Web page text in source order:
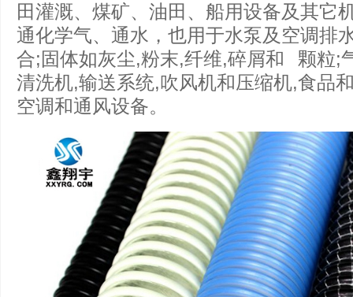
田灌溉、煤矿、油田、船用设备及其它
通化学气、通水，也用于水泵及空调排
合;固体如灰尘,粉末,纤维,碎屑和 颗粒;
清洗机,输送系统,吹风机和压缩机,食品
空调和通风设备。